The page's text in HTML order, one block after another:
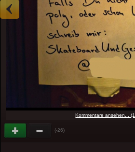
Kommentare ansehen...
(-26)